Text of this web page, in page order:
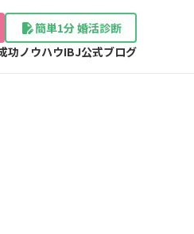
簡単1分 婚活診断
功ノウハウIBJ公式ブログ